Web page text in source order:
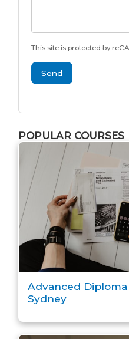
This site is protected by
Send
POPULAR COURSES
Advanced
Sydney